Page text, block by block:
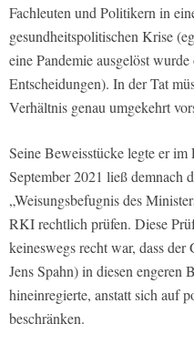
Fachleuten und Politikern in
gesundheitspolitischen Krise
eine Pandemie ausgelöst
Entscheidungen). In der Tat
Verhältnis genau umgekehrt
Seine Beweisstücke legte er
September 2021 ließ demnach
„Weisungsbefugnis des
RKI rechtlich prüfen. Diese
keineswegs recht war, dass der
Jens Spahn) in diesen
hineinregierte, anstatt sich auf
beschränken.